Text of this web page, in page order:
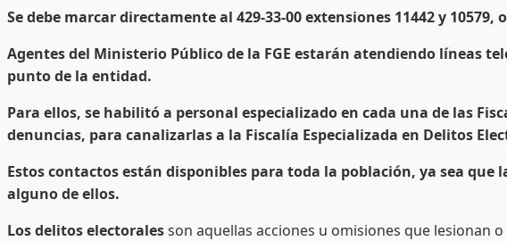
Se debe marcar directamente al 429-33-00 extensiones 11442 y
Agentes del Ministerio Público de la FGE estarán atendiendo líneas
punto de la entidad.
Para ellos, se habilitó a personal especializado en cada una de las
denuncias, para canalizarlas a la Fiscalía Especializada en Delitos
Estos contactos están disponibles para toda la población, ya sea
alguno de ellos.
Los delitos electoralesson aquellas acciones u omisiones que lesionan